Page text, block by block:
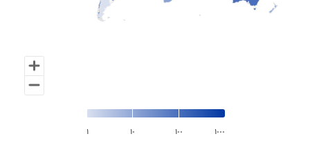
۱ ۱۰ ۱۰۰ ۱۰۰۰